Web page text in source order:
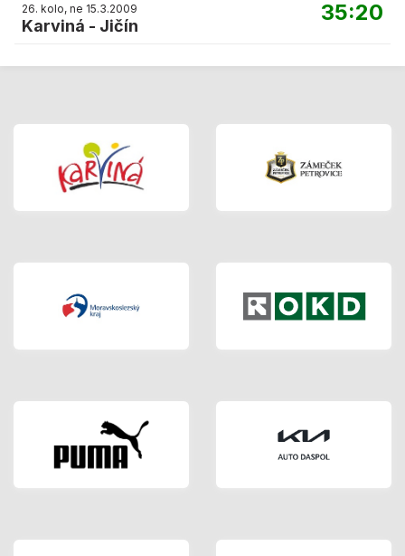
26. kolo, ne 15.3.2009
Karviná - Jičín
35:20